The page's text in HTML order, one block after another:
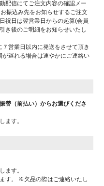
配信にてご注文内容の確認メー
振込み先をお知らせするご注文
祝日は翌営業日からの起算(会員
き後のご明細をお知らせいたし
営業日以内に発送をさせて頂き
遅れる場合は速やかにご連絡い
替（前払い）からお選びくださ
ます。
ます。
す。 ※欠品の際はご連絡いたし